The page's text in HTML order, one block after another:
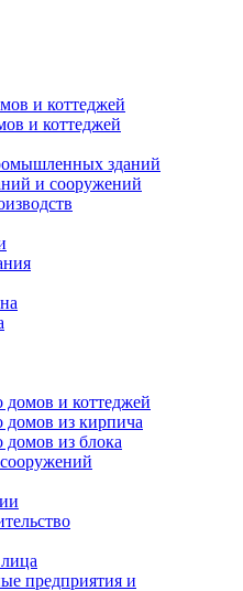
и коттеджей
и коттеджей
зданий
и сооружений
домов и коттеджей
домов из кирпича
домов из блока
предприятия и